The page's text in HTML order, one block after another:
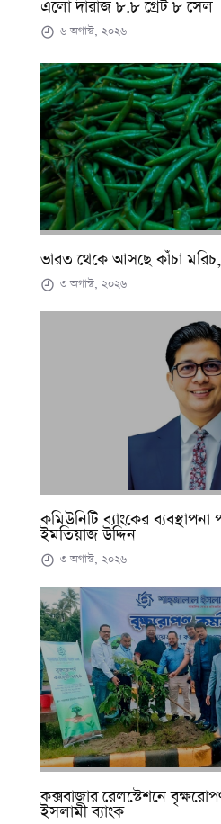
এলো দারাজ ৮.৮ গ্রেট ৮ সেল
৬ অগাস্ট, ২০২৬
ভারত থেকে আসছে কাঁচা
৩ অগাস্ট, ২০২৬
কমিউনিটি ব্যাংকের
ইমতিয়াজ উদ্দিন
৩ অগাস্ট, ২০২৬
কক্সবাজার রেলস্টেশনে
ইসলামী ব্যাংক